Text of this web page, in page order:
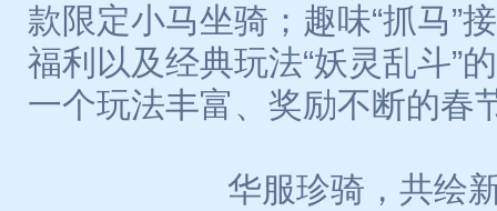
款限定小马坐骑；趣味“抓马”
福利以及经典玩法“妖灵乱斗”
一个玩法丰富、奖励不断的春
华服珍骑，共绘